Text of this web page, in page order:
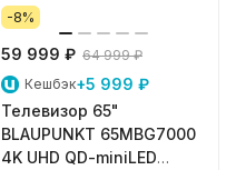
-8%
59 999 ₽ 64 999 ₽
Кешбэк+5 999 ₽
Телевизор 65"
BLAUPUNKT 65MBG7000
4K UHD QD-miniLED